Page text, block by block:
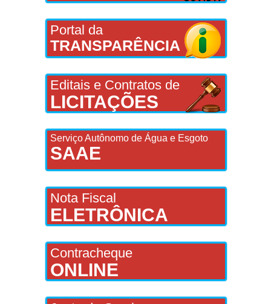
Portal da
TRANSPARÊNCIA
Editais e Contratos de
LICITAÇÕES
Serviço Autônomo de Água e Esgoto
SAAE
Nota Fiscal
ELETRÔNICA
Contracheque
ONLINE